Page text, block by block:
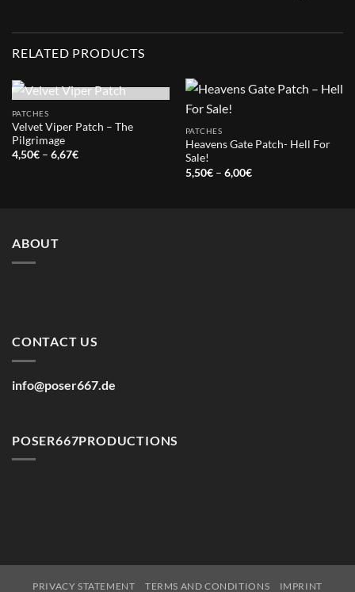
RELATED PRODUCTS
OUT OF STOCK
PATCHES
Velvet Viper Patch – The
Pilgrimage
4,50€ – 6,67€Price
PATCHES
Heavens Gate Patch- Hell For
Sale!
5,50€ – 6,00€Price
ABOUT
CONTACT US
info@poser667.de
POSER667PRODUCTIONS
PRIVACY STATEMENT TERMS AND CONDITIONS IMPRINT